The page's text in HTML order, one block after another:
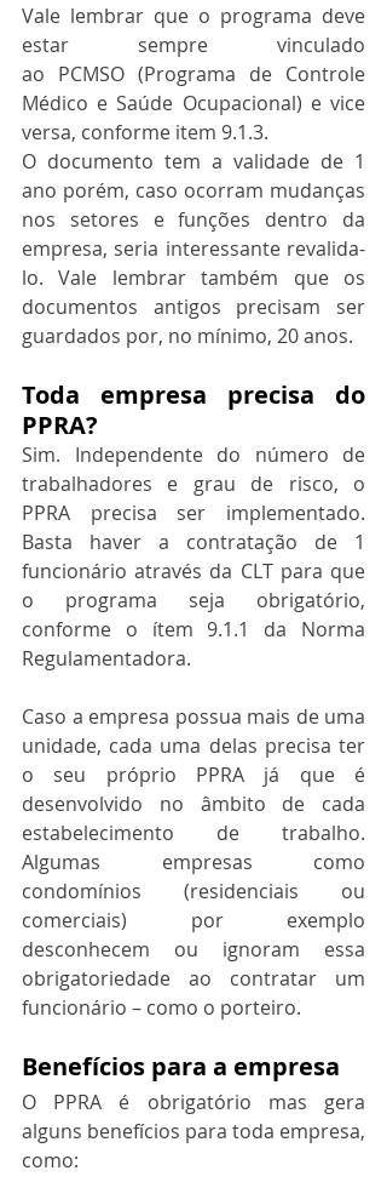
Vale lembrar que o programa deve
estar sempre vinculado
ao PCMSO (Programa de Controle
Médico e Saúde Ocupacional) e vice
versa, conforme item 9.1.3.
O documento tem a validade de 1
ano porém, caso ocorram mudanças
nos setores e funções dentro da
empresa, seria interessante revalida-
lo. Vale lembrar também que os
documentos antigos precisam ser
guardados por, no mínimo, 20 anos.
Toda empresa precisa do
PPRA?
Sim. Independente do número de
trabalhadores e grau de risco, o
PPRA precisa ser implementado.
Basta haver a contratação de 1
funcionário através da CLT para que
o programa seja obrigatório,
conforme o ítem 9.1.1 da Norma
Regulamentadora.
Caso a empresa possua mais de uma
unidade, cada uma delas precisa ter
o seu próprio PPRA já que é
desenvolvido no âmbito de cada
estabelecimento de trabalho.
Algumas empresas como
condomínios (residenciais ou
comerciais) por exemplo
desconhecem ou ignoram essa
obrigatoriedade ao contratar um
funcionário – como o porteiro.
Benefícios para a empresa
O PPRA é obrigatório mas gera
alguns benefícios para toda empresa,
como: